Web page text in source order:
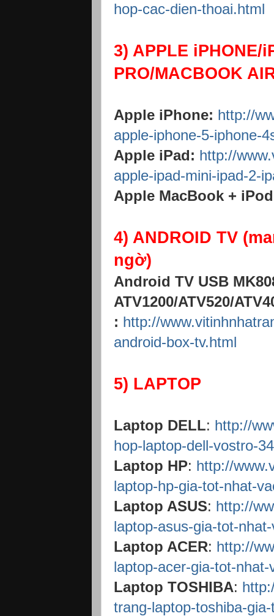
hop-cac-dien-thoai.html
3) APPLE iPHONE/
PRO/MACBOOK
Apple iPhone: http://
apple-iphone-5-iphone-
Apple iPad: http://
apple-ipad-mini-ipad-2-
Apple MacBook +
4) ANDROID TV
ngờ)
Android TV USB
ATV1200/ATV520/
: http://
android-box-tv.html
5) LAPTOP
Laptop DELL: http://
hop-laptop-dell-vostro-
Laptop HP: http://
laptop-hp-gia-tot-nhat-
Laptop ASUS: http://
laptop-asus-gia-tot-
Laptop ACER: http://
laptop-acer-gia-tot-nhat-
Laptop TOSHIBA:
trang-laptop-toshiba-